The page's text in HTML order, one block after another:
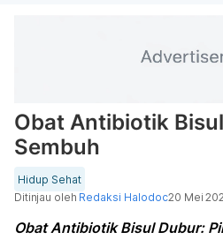
Obat Antibiotik
Sembuh
Hidup Sehat
Ditinjau oleh Redaksi Halodoc20 Mei
Obat Antibiotik Bisul Dubur: